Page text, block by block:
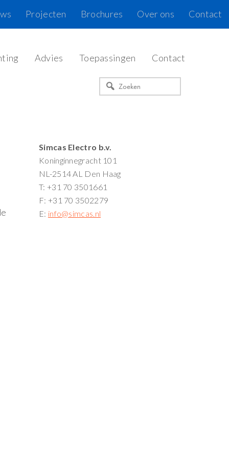
Contact
Over ons
Brochures
Projecten
Advies Toepassingen Contact
Zoeken
Primaire
Sidebar
Simcas Electro b.v.
Koninginnegracht 101
NL-2514 AL Den Haag
T: +31 70 3501661
F: +31 70 3502279
E: info@simcas.nl